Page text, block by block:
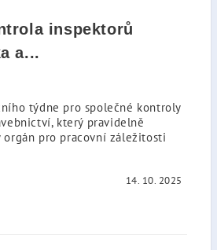
inspektorů
a...
týdne pro společné kontroly
který pravidelně
orgán pro pracovní záležitosti
14. 10. 2025